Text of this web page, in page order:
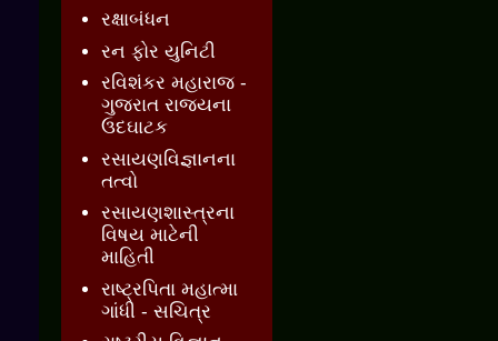
રક્ષાબંધન
રન ફોર યુનિટી
રવિશંકર મહારાજ -
ગુજરાત રાજ્યના
ઉદઘાટક
રસાયણવિજ્ઞાનના
તત્વો
રસાયણશાસ્ત્રના
વિષય માટેની
માહિતી
રાષ્ટ્રપિતા મહાત્મા
ગાંધી - સચિત્ર